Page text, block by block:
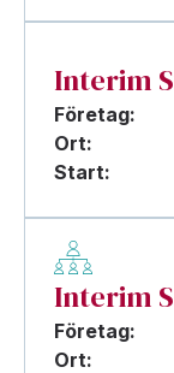
Interim
Företag:
Ort:
Start:
Interim
Företag:
Ort: